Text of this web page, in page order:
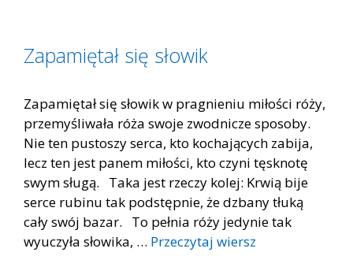
Zapamiętał się słowik
Zapamiętał się słowik w pragnieniu miłości róży,
przemyśliwała róża swoje zwodnicze sposoby.
Nie ten pustoszy serca, kto kochających zabija,
lecz ten jest panem miłości, kto czyni tęsknotę
swym sługą. Taka jest rzeczy kolej: Krwią bije
serce rubinu tak podstępnie, że dzbany tłuką
cały swój bazar. To pełnia róży jedynie tak
wyuczyła słowika, … Przeczytaj wiersz